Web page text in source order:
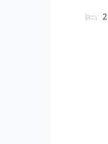
2